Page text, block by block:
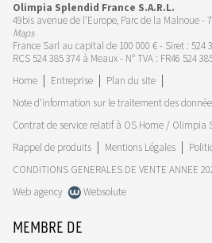
Olimpia Splendid France S.A.R.L.
49bis avenue de l’Europe, Parc de la Malnoue -
Maps
France Sarl au capital de 100 000 € - Siret : 524
RCS 524 385 374 à Meaux - N° TVA : FR46 524
Home
Entreprise
Plan du site
Note d'information sur le traitement des
Contrat de service relatif à OS Home / Olimpia
Rappel de produits
Mentions Légales
CONDITIONS GENERALES DE VENTE ANNEE
Web agency
Websolute
MEMBRE DE